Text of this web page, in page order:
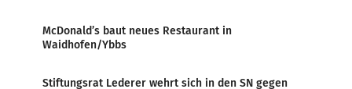
McDonald’s baut neues Restaurant in
Waidhofen/Ybbs
Stiftungsrat Lederer wehrt sich in den SN gegen